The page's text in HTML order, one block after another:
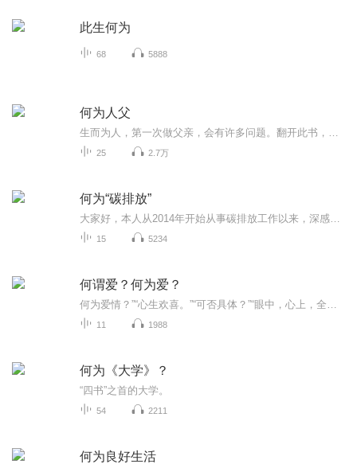
此生何为
68 5888
何为人父
25 2.7万
何为“碳排放”
15 5234
何谓爱？何为爱？
11 1988
何为《大学》？
“四书”之首的大学。
54 2211
何为良好生活